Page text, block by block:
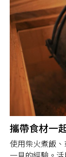
攜帶食材一
使用柴火煮飯